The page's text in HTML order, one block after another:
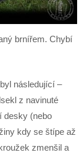
brnířem. Chybí
následující –
z navinuté
desky (nebo
kdy se štípe až
zmenšil a